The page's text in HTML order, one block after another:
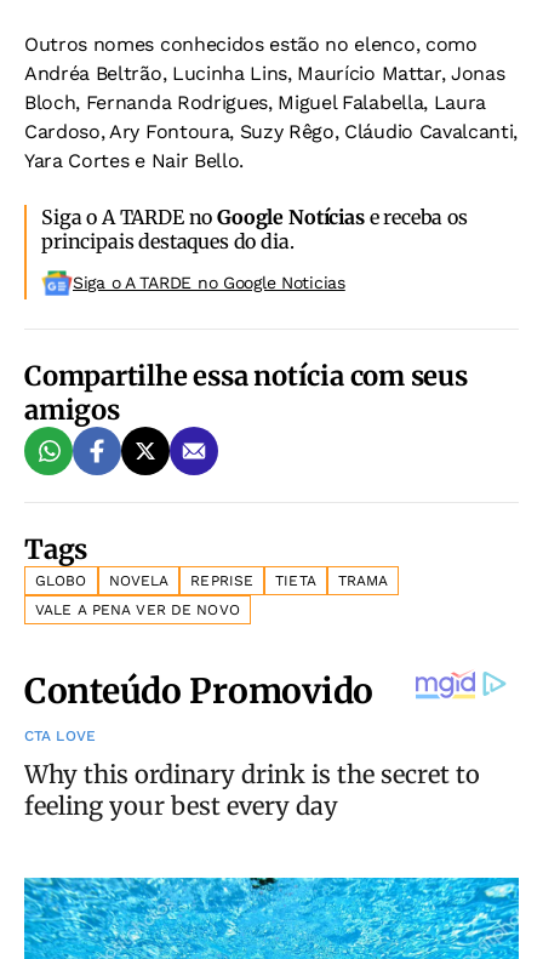
Outros nomes conhecidos estão no elenco, como
Andréa Beltrão, Lucinha Lins, Maurício Mattar, Jonas
Bloch, Fernanda Rodrigues, Miguel Falabella, Laura
Cardoso, Ary Fontoura, Suzy Rêgo, Cláudio Cavalcanti,
Yara Cortes e Nair Bello.
Siga o A TARDE noGoogle Notíciase receba os
principais destaques do dia.
Siga o A TARDE no Google Noticias
Compartilhe essa notícia com seus
amigos
Tags
GLOBO NOVELA REPRISE TIETA
TRAMA
VALE A PENA VER DE NOVO